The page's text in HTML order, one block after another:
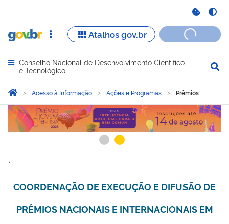
Abrir menu principal de navegação
Conselho Nacional de Desenvolvimento Científico
e Tecnológico
Você está aqui:
Página Inicial
Acesso à Informação Ações e Programas Prêmios
Prêmios
.
COORDENAÇÃO DE EXECUÇÃO E DIFUSÃO DE
PRÊMIOS NACIONAIS E INTERNACIONAIS EM